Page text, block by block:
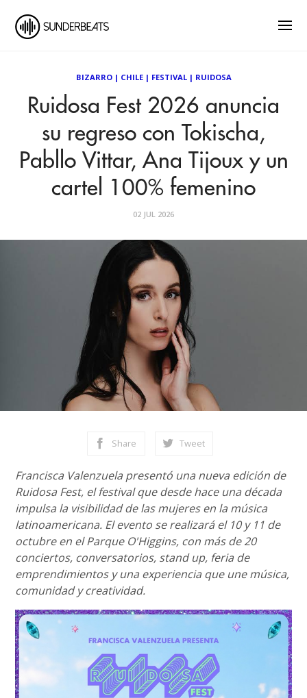
BIZARRO| CHILE| FESTIVAL| RUIDOSA
Ruidosa Fest 2026 anuncia
su regreso con Tokischa,
Pabllo Vittar, Ana Tijoux y un
cartel 100% femenino
02 JUL 2026
Share Tweet
Francisca Valenzuela presentó una nueva edición de
Ruidosa Fest, el festival que desde hace una década
impulsa la visibilidad de las mujeres en la música
latinoamericana. El evento se realizará el 10 y 11 de
octubre en el Parque O'Higgins, con más de 20
conciertos, conversatorios, stand up, feria de
emprendimientos y una experiencia que une música,
comunidad y creatividad.